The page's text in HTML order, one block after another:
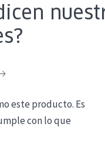
sol
este producto. Es
con lo que